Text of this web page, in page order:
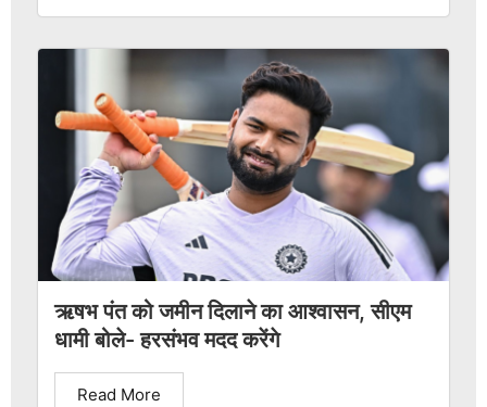
ऋषभ पंत को जमीन दिलाने का आश्वासन, सीएम
धामी बोले- हरसंभव मदद करेंगे
Read More